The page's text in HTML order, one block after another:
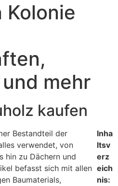
Kolonie
mehr
kaufen
Bestandteil der
verwendet, von
hin zu Dächern und
befasst sich mit allen
Baumaterials,
Inha
ltsv
erz
eich
nis: